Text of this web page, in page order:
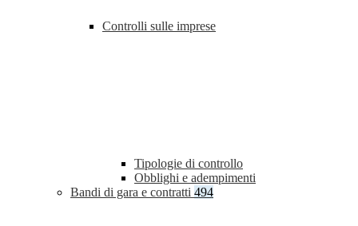
Controlli sulle imprese
Tipologie di controllo
Obblighi e adempimenti
Bandi di gara e contratti 494